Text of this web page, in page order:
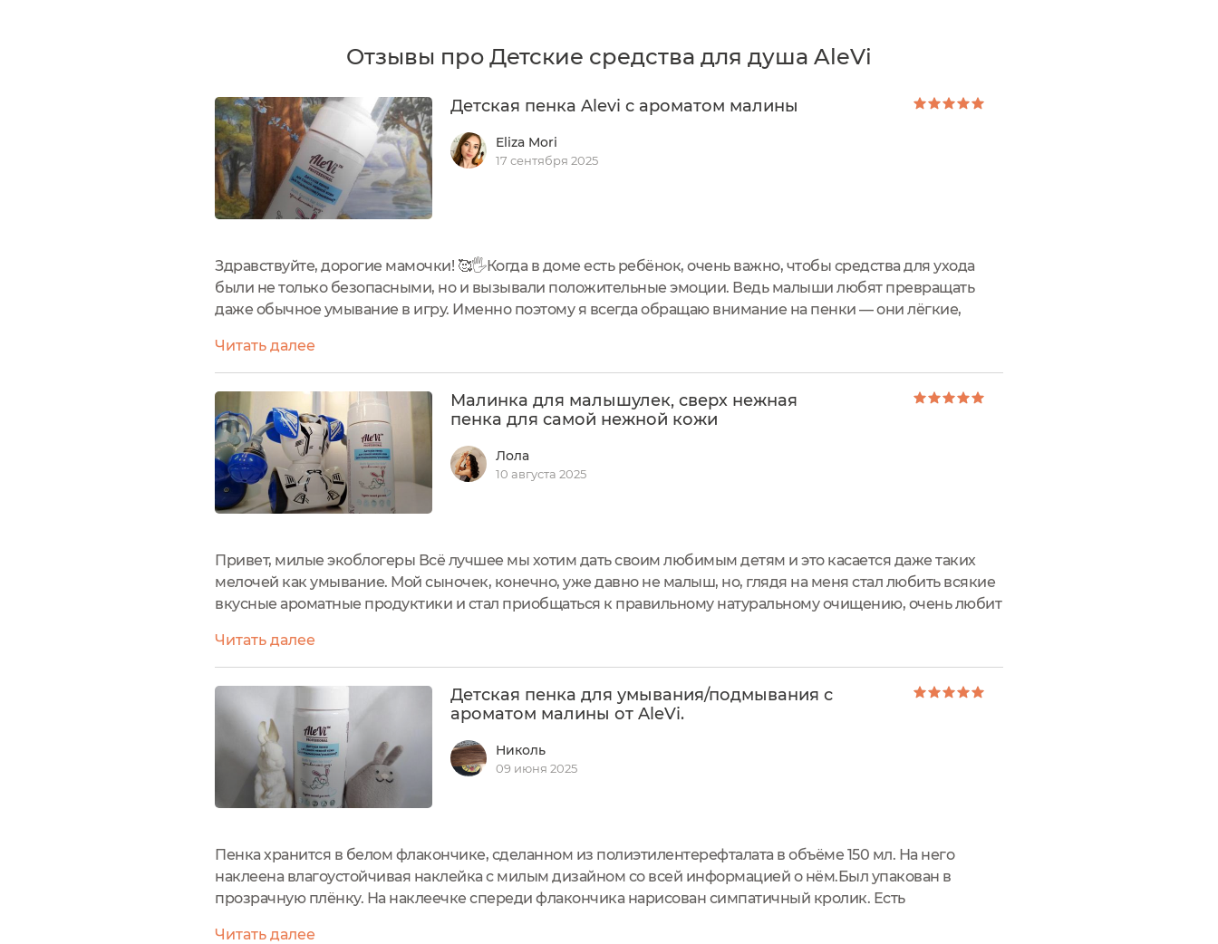
Отзывы про Детские средства для душа AleVi
Детская пенка Alevi с ароматом малины
Eliza Mori
17 сентября 2025
Здравствуйте, дорогие мамочки! 🥰🖐Когда в доме есть ребёнок, очень важно, чтобы средства для ухода
были не только безопасными, но и вызывали положительные эмоции. Ведь малыши любят превращать
даже обычное умывание в игру. Именно поэтому я всегда обращаю внимание на пенки — они лёгкие,
Читать далее
Малинка для малышулек, сверх нежная
пенка для самой нежной кожи
Лола
10 августа 2025
Привет, милые экоблогеры Всё лучшее мы хотим дать своим любимым детям и это касается даже таких
мелочей как умывание. Мой сыночек, конечно, уже давно не малыш, но, глядя на меня стал любить всякие
вкусные ароматные продуктики и стал приобщаться к правильному натуральному очищению, очень любит
ура.Сегодня...
Читать далее
Детская пенка для умывания/подмывания с
ароматом малины от AleVi.
Николь
09 июня 2025
Пенка хранится в белом флакончике, сделанном из полиэтилентерефталата в объёме 150 мл. На него
наклеена влагоустойчивая наклейка с милым дизайном со всей информацией о нём.Был упакован в
прозрачную плёнку. На наклеечке спереди флакончика нарисован симпатичный кролик. Есть
Читать далее